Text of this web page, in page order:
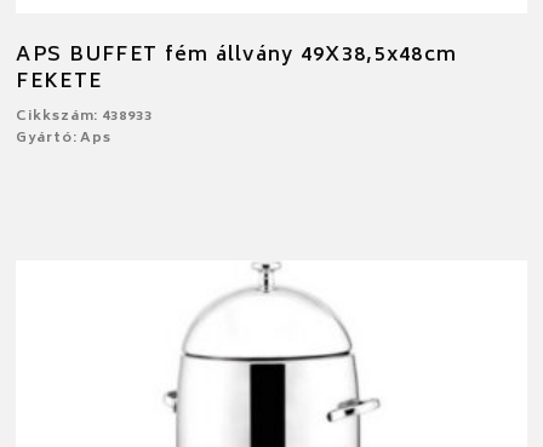
APS BUFFET fém állvány 49X38,5x48cm
FEKETE
Cikkszám: 438933
Gyártó: Aps